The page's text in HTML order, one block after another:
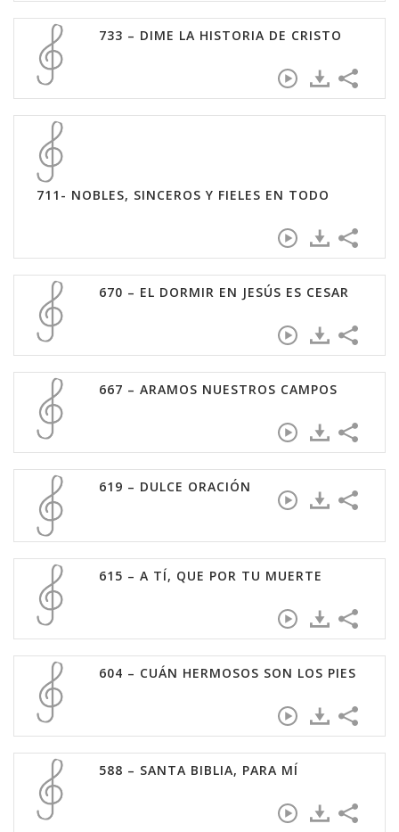
733 – DIME LA HISTORIA DE CRISTO
711- NOBLES, SINCEROS Y FIELES EN TODO
670 – EL DORMIR EN JESÚS ES CESAR
667 – ARAMOS NUESTROS CAMPOS
619 – DULCE ORACIÓN
615 – A TÍ, QUE POR TU MUERTE
604 – CUÁN HERMOSOS SON LOS PIES
588 – SANTA BIBLIA, PARA MÍ